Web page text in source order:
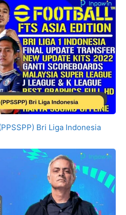
Bri Liga Indonesia